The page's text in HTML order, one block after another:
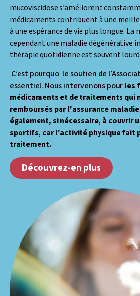
mucoviscidose s’améliorent
médicaments contribuent à une
à une espérance de vie plus longue. La
cependant une maladie dégénérative
thérapie quotidienne est souvent
C’est pourquoi le soutien de
essentiel. Nous intervenons pourles
médicaments et de traitements qui
remboursés par l'assurance
également, si nécessaire, à couvrir
sportifs, car l'activité physique fait
traitement.
Découvrez-en plus